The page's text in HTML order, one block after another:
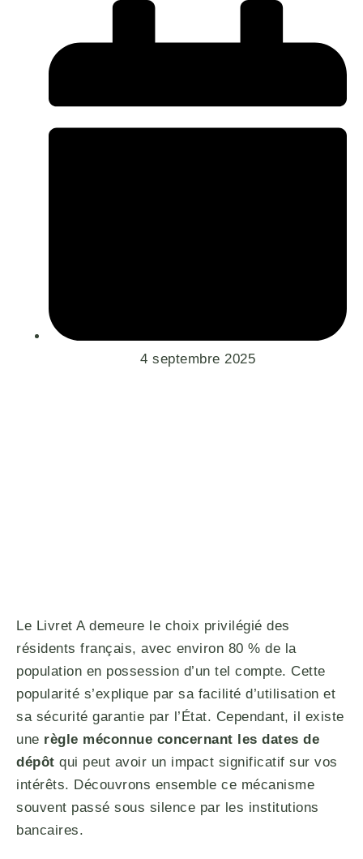
4 septembre 2025
Le Livret A demeure le choix privilégié des
résidents français, avec environ 80 % de la
population en possession d’un tel compte. Cette
popularité s’explique par sa facilité d’utilisation et
sa sécurité garantie par l’État. Cependant, il existe
une règle méconnue concernant les dates de
dépôt qui peut avoir un impact significatif sur vos
intérêts. Découvrons ensemble ce mécanisme
souvent passé sous silence par les institutions
bancaires.